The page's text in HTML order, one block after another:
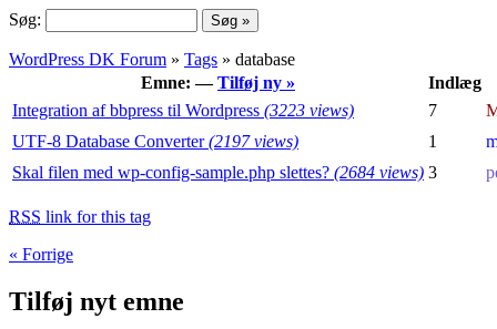
Søg:
WordPress DK Forum » Tags » database
Emne: —Tilføj ny » Indlæg
Integration af bbpress til Wordpress (3223 views) 7
UTF-8 Database Converter(2197 views) 1
Skal filen med wp-config-sample.php slettes? (2684 views) 3
RSS link for this tag
« Forrige
Tilføj nyt emne